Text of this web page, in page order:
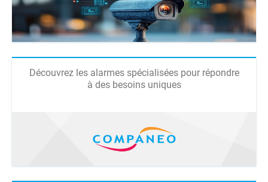
Découvrez les alarmes spécialisées pour répondre
à des besoins uniques